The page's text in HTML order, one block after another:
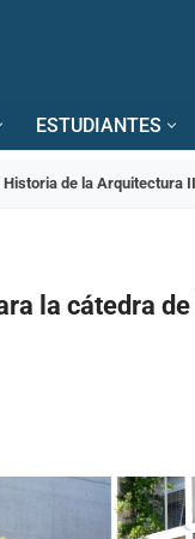
ESTUDIANTES
de la Arquitectura
la cátedra